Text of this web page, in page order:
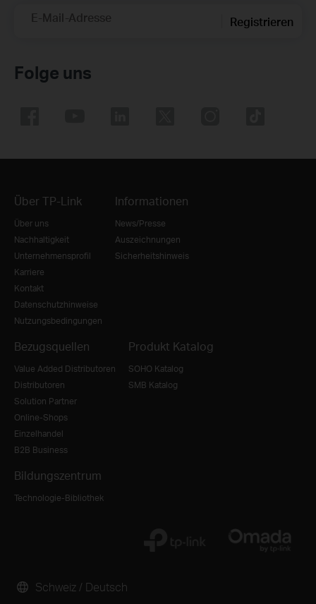
E-Mail-Adresse Registrieren
Folge uns
Über TP-Link
Über uns
Nachhaltigkeit
Unternehmensprofil
Karriere
Kontakt
Datenschutzhinweise
Nutzungsbedingungen
Informationen
News/Presse
Auszeichnungen
Sicherheitshinweis
Bezugsquellen
Value Added Distributoren
Distributoren
Solution Partner
Online-Shops
Einzelhandel
B2B Business
Produkt Katalog
SOHO Katalog
SMB Katalog
Bildungszentrum
Technologie-Bibliothek
Schweiz / Deutsch